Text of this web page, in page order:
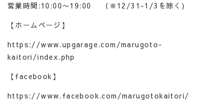
営業時間:10:00〜19:00 （※12/31-1/3を除く)
【ホームページ】
https://www.upgarage.com/marugoto-
kaitori/index.php
【facebook】
https://www.facebook.com/marugotokaitori/